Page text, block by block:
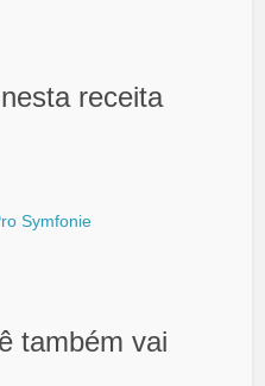
receita
Symfonie
também vai